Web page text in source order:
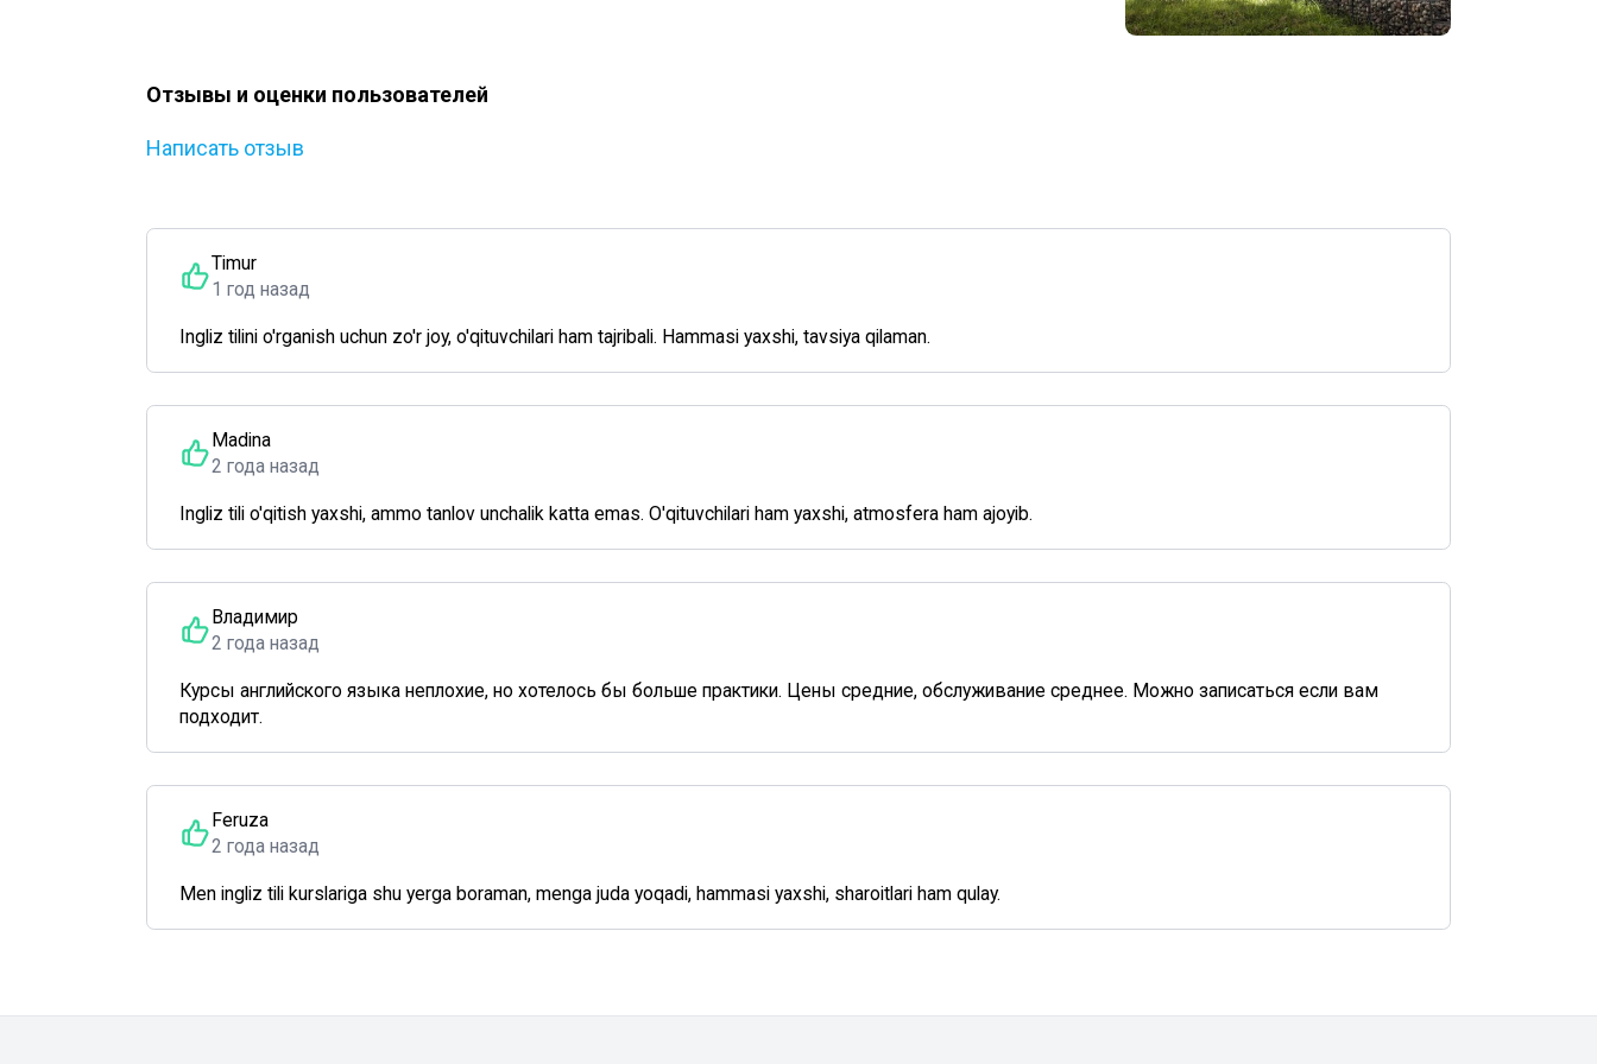
Отзывы и оценки пользователей
Написать отзыв
Timur
1 год назад
Ingliz tilini o'rganish uchun zo'r joy, o'qituvchilari ham tajribali. Hammasi yaxshi, tavsiya qilaman.
Madina
2 года назад
Ingliz tili o'qitish yaxshi, ammo tanlov unchalik katta emas. O'qituvchilari ham yaxshi, atmosfera ham ajoyib.
Владимир
2 года назад
Курсы английского языка неплохие, но хотелось бы больше практики. Цены средние, обслуживание среднее. Можно записаться если вам
подходит.
Feruza
2 года назад
Men ingliz tili kurslariga shu yerga boraman, menga juda yoqadi, hammasi yaxshi, sharoitlari ham qulay.